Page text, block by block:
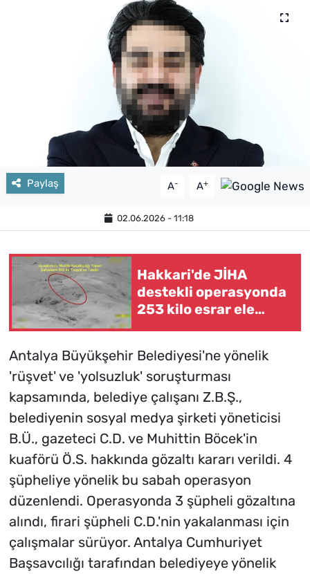
Paylaş A- A+
02.06.2026 - 11:18
Hakkari'de JİHA
destekli operasyonda
253 kilo esrar ele
Antalya Büyükşehir Belediyesi'ne yönelik
'rüşvet' ve 'yolsuzluk' soruşturması
kapsamında, belediye çalışanı Z.B.Ş.,
belediyenin sosyal medya şirketi yöneticisi
B.Ü., gazeteci C.D. ve Muhittin Böcek'in
kuaförü Ö.S. hakkında gözaltı kararı verildi. 4
şüpheliye yönelik bu sabah operasyon
düzenlendi. Operasyonda 3 şüpheli gözaltına
alındı, firari şüpheli C.D.'nin yakalanması için
çalışmalar sürüyor. Antalya Cumhuriyet
Başsavcılığı tarafından belediyeye yönelik